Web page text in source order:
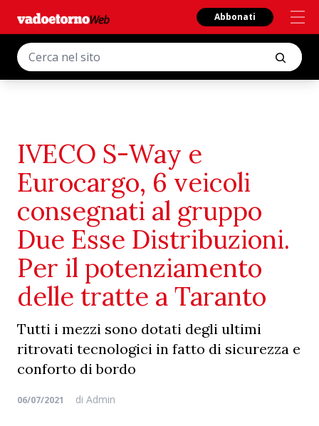
Abbonati
IVECO S-Way e
Eurocargo, 6 veicoli
consegnati al gruppo
Due Esse Distribuzioni.
Per il potenziamento
delle tratte a Taranto
Tutti i mezzi sono dotati degli ultimi
ritrovati tecnologici in fatto di sicurezza e
conforto di bordo
06/07/2021 di Admin